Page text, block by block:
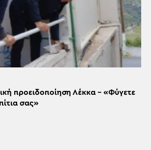
προειδοποίηση Λέκκα – «Φύγετε
σας»